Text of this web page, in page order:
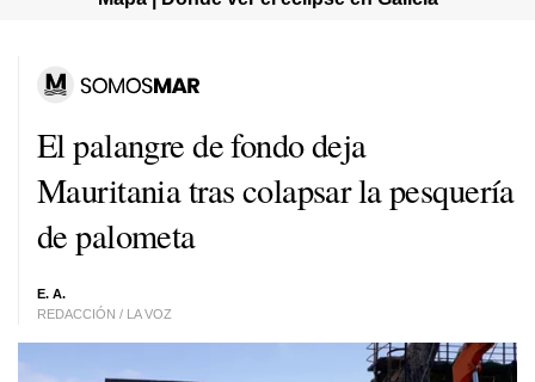
El palangre de fondo deja
Mauritania tras colapsar la pesquería
de palometa
E. A.
REDACCIÓN / LA VOZ